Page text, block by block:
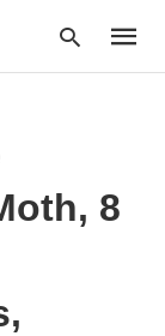
your
search
8